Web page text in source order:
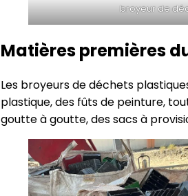
broyeur de
Matières premières
Les broyeurs de déchets
plastique, des fûts de peinture,
goutte à goutte, des sacs à